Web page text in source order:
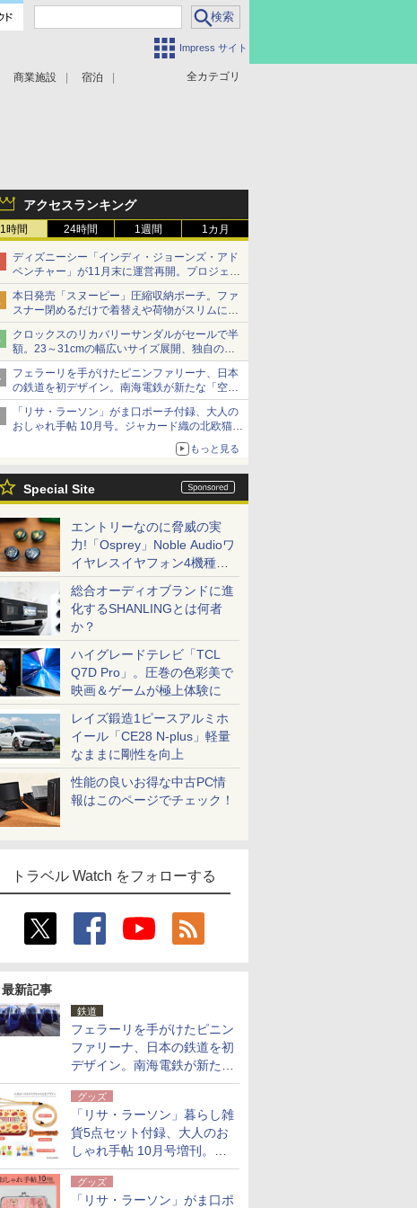
Impress サイト
全カテゴリ
商業施設 宿泊
アクセスランキング
1時間 24時間 1週間 1カ月
ディズニーシー「インディ・ジョーンズ・アド
ベンチャー」が11月末に運営再開。プロジェク
ションマッピングを追加、DPAは1500円
本日発売「スヌーピー」圧縮収納ポーチ。ファ
スナー閉めるだけで着替えや荷物がスリムにま
とまる
クロックスのリカバリーサンダルがセールで半
額。23～31cmの幅広いサイズ展開、独自のク
ッション素材を採用
フェラーリを手がけたピニンファリーナ、日本
の鉄道を初デザイン。南海電鉄が新たな「空港
特急」をなにわ筋線へ導入
「リサ・ラーソン」がま口ポーチ付録、大人の
おしゃれ手帖 10月号。ジャカード織の北欧猫デ
もっと見る
Special Site
エントリーなのに脅威の実
力!「Osprey」Noble Audioワ
イヤレスイヤフォン4機種を
一気に聴く
総合オーディオブランドに進
化するSHANLINGとは何者
か？
ハイグレードテレビ「TCL
Q7D Pro」。圧巻の色彩美で
映画＆ゲームが極上体験に
レイズ鍛造1ピースアルミホ
イール「CE28 N-plus」軽量
なままに剛性を向上
性能の良いお得な中古PC情
報はこのページでチェック！
トラベル Watch をフォローする
最新記事
鉄道
フェラーリを手がけたピニン
ファリーナ、日本の鉄道を初
デザイン。南海電鉄が新たな
「空港特急」をなにわ筋線へ
導入
グッズ
「リサ・ラーソン」暮らし雑
貨5点セット付録、大人のお
しゃれ手帖 10月号増刊。
USBケーブルや缶ケースなど
グッズ
「リサ・ラーソン」がま口ポ